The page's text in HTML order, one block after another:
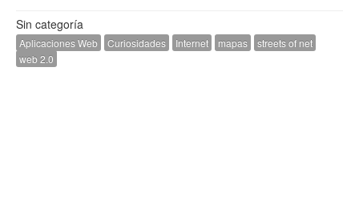
Sin categoría
Aplicaciones Web Curiosidades Internet mapas
streets of net
web 2.0